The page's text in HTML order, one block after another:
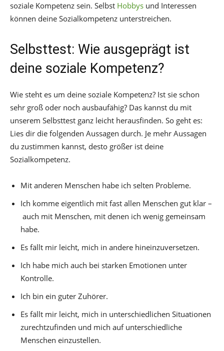
soziale Kompetenz sein. Selbst Hobbys und Interessen
können deine Sozialkompetenz unterstreichen.
Selbsttest: Wie ausgeprägt ist
deine soziale Kompetenz?
Wie steht es um deine soziale Kompetenz? Ist sie schon
sehr groß oder noch ausbaufähig? Das kannst du mit
unserem Selbsttest ganz leicht herausfinden. So geht es:
Lies dir die folgenden Aussagen durch. Je mehr Aussagen
du zustimmen kannst, desto größer ist deine
Sozialkompetenz.
Mit anderen Menschen habe ich selten Probleme.
Ich komme eigentlich mit fast allen Menschen gut klar –
auch mit Menschen, mit denen ich wenig gemeinsam
habe.
Es fällt mir leicht, mich in andere hineinzuversetzen.
Ich habe mich auch bei starken Emotionen unter
Kontrolle.
Ich bin ein guter Zuhörer.
Es fällt mir leicht, mich in unterschiedlichen Situationen
zurechtzufinden und mich auf unterschiedliche
Menschen einzustellen.